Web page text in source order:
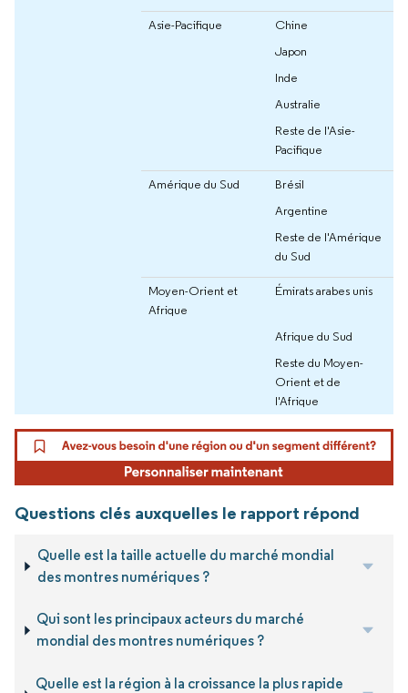
Asie-Pacifique
Chine
Japon
Inde
Australie
Reste de l'Asie-
Pacifique
Amérique du Sud
Brésil
Argentine
Reste de l'Amérique
du Sud
Moyen-Orient et
Afrique
Émirats arabes unis
Afrique du Sud
Reste du Moyen-
Orient et de
l'Afrique
Questions clés auxquelles le rapport répond
Quelle est la taille actuelle du marché mondial
des montres numériques ?
Qui sont les principaux acteurs du marché
mondial des montres numériques ?
Quelle est la région à la croissance la plus rapide